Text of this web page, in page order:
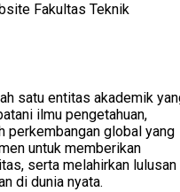
Fakultas Teknik
satu entitas akademik
ilmu pengetahuan,
perkembangan global yang
untuk memberikan
serta melahirkan lulusan
di dunia nyata.